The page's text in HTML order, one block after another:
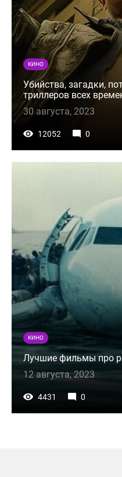
КИНО
Убийства, загадки,
триллеров всех
30 августа, 2023
12052 0
КИНО
Лучшие фильмы про
12 августа, 2023
4431 0